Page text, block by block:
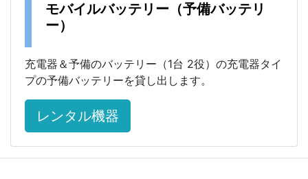
モバイルバッテリー（予備バッテリ
ー）
充電器＆予備のバッテリー（1台 2役）の充電器タイ
プの予備バッテリーを貸し出します。
レンタル機器